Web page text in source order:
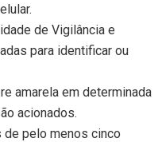
de Vigilância e
para identificar ou
amarela em determinada
acionados.
de pelo menos cinco